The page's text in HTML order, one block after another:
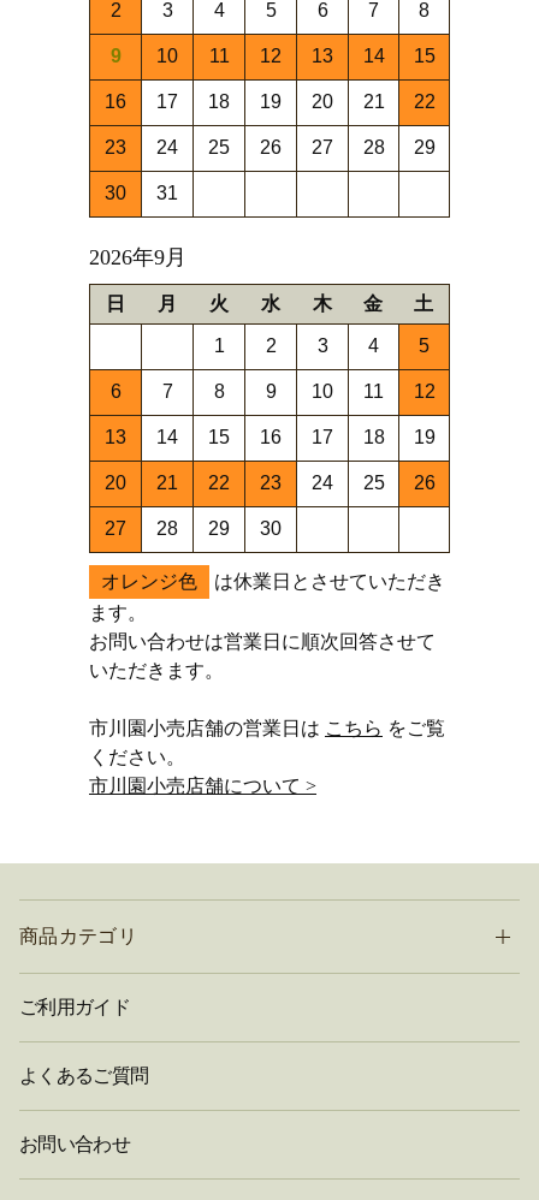
2 3 4 5 6 7 8
9 10 11 12 13 14 15
16 17 18 19 20 21 22
23 24 25 26 27 28 29
30 31
2026年9月
日 月 火 水 木 金 土
1 2 3 4 5
6 7 8 9 10 11 12
13 14 15 16 17 18 19
20 21 22 23 24 25 26
27 28 29 30
オレンジ色
は休業日とさせていただき
ます。
お問い合わせは営業日に順次回答させて
いただきます。
市川園小売店舗の営業日は こちら をご覧
ください。
市川園小売店舗について >
商品カテゴリ
ご利用ガイド
よくあるご質問
お問い合わせ